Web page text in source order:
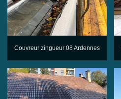
Couvreur zingueur 08 Ardennes